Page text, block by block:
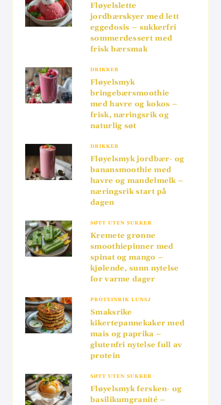
Fløyelslette
jordbærskyer med lett
eggedosis – sukkerfri
sommerdessert med
frisk bærsmak
DRIKKER
Fløyelsmyk
bringebærsmoothie
med havre og kokos –
frisk, næringsrik og
naturlig søt
DRIKKER
Fløyelsmyk jordbær- og
banansmoothie med
havre og mandelmelk –
næringsrik start på
dagen
SØTT UTEN SUKKER
Kremete grønne
smoothiepinner med
spinat og mango –
kjølende, sunn nytelse
for varme dager
PROTEINRIK LUNSJ
Smaksrike
kikertepannekaker med
mais og paprika –
glutenfri nytelse full av
protein
SØTT UTEN SUKKER
Fløyelsmyk fersken- og
basilikumgranité –